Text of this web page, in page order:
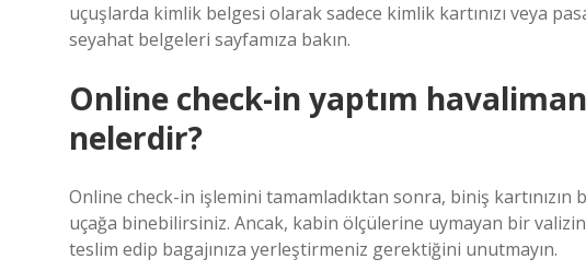
uçuşlarda kimlik belgesi olarak sadece kimlik kartınızı veya
seyahat belgeleri sayfamıza bakın.
Online check-in yaptım
nelerdir?
Online check-in işlemini tamamladıktan sonra, biniş
uçağa binebilirsiniz. Ancak, kabin ölçülerine uymayan bir
teslim edip bagajınıza yerleştirmeniz gerektiğini unutmayın.